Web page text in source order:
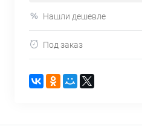
Нашли дешевле
Под заказ